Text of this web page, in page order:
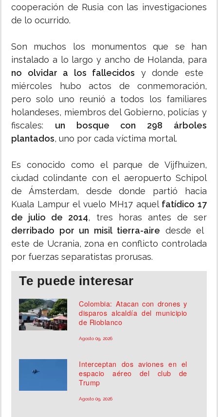
cooperación de Rusia con las investigaciones
de lo ocurrido.
Son muchos los monumentos que se han
instalado a lo largo y ancho de Holanda, para
no olvidar a los fallecidos y donde este
miércoles hubo actos de conmemoración,
pero solo uno reunió a todos los familiares
holandeses, miembros del Gobierno, policías y
fiscales: un bosque con 298 árboles
plantados, uno por cada víctima mortal.
Es conocido como el parque de Vijfhuizen,
ciudad colindante con el aeropuerto Schipol
de Ámsterdam, desde donde partió hacia
Kuala Lampur el vuelo MH17 aquel fatídico 17
de julio de 2014, tres horas antes de ser
derribado por un misil tierra-aire desde el
este de Ucrania, zona en conflicto controlada
por fuerzas separatistas prorusas.
Te puede interesar
Colombia: Atacan con drones y
disparos alcaldía del municipio
de Rioblanco
Agosto 09, 2026
Interceptan dos aviones en el
espacio aéreo del club de
Trump
Agosto 09, 2026